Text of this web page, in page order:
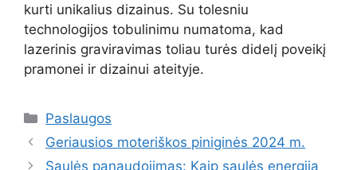
kurti unikalius dizainus. Su tolesniu
technologijos tobulinimu numatoma, kad
lazerinis graviravimas toliau turės didelį poveikį
pramonei ir dizainui ateityje.
Kategorijos
Paslaugos
Geriausios moteriškos piniginės 2024 m.
Saulės panaudojimas: Kaip saulės energija